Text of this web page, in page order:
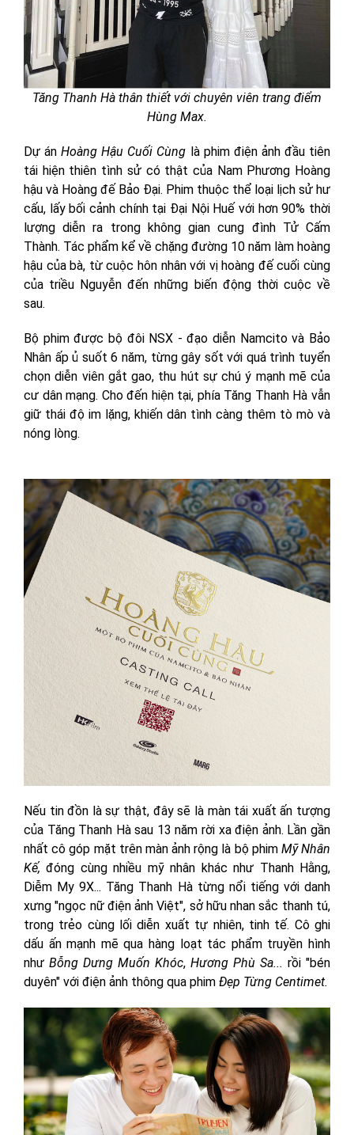
Tăng Thanh Hà thân thiết với chuyên viên trang điểm
Hùng Max.
Dự ánHoàng Hậu Cuối Cùng là phim điện ảnh đầu tiên
tái hiện thiên tình sử có thật của Nam Phương Hoàng
hậu và Hoàng đế Bảo Đại. Phim thuộc thể loại lịch sử hư
cấu, lấy bối cảnh chính tại Đại Nội Huế với hơn 90% thời
lượng diễn ra trong không gian cung đình Tử Cấm
Thành. Tác phẩm kể về chặng đường 10 năm làm hoàng
hậu của bà, từ cuộc hôn nhân với vị hoàng đế cuối cùng
của triều Nguyễn đến những biến động thời cuộc về
sau.
Bộ phim được bộ đôi NSX - đạo diễn Namcito và Bảo
Nhân ấp ủ suốt 6 năm, từng gây sốt với quá trình tuyển
chọn diễn viên gắt gao, thu hút sự chú ý mạnh mẽ của
cư dân mạng. Cho đến hiện tại, phía Tăng Thanh Hà vẫn
giữ thái độ im lặng, khiến dân tình càng thêm tò mò và
nóng lòng.
Nếu tin đồn là sự thật, đây sẽ là màn tái xuất ấn tượng
của Tăng Thanh Hà sau 13 năm rời xa điện ảnh. Lần gần
nhất cô góp mặt trên màn ảnh rộng là bộ phim Mỹ Nhân
Kế, đóng cùng nhiều mỹ nhân khác như Thanh Hằng,
Diễm My 9X... Tăng Thanh Hà từng nổi tiếng với danh
xưng "ngọc nữ điện ảnh Việt", sở hữu nhan sắc thanh tú,
trong trẻo cùng lối diễn xuất tự nhiên, tinh tế. Cô ghi
dấu ấn mạnh mẽ qua hàng loạt tác phẩm truyền hình
như Bỗng Dưng Muốn Khóc, Hương Phù Sa... rồi "bén
duyên" với điện ảnh thông qua phim Đẹp Từng Centimet.